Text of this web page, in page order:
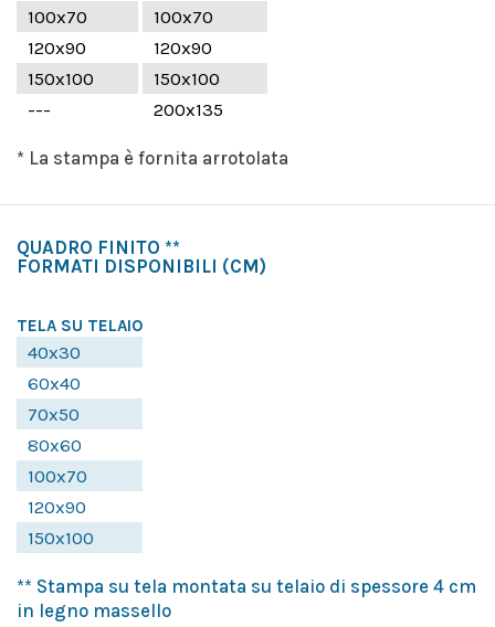
100x70
100x70
120x90
120x90
150x100
150x100
---
200x135
* La stampa è fornita arrotolata
QUADRO FINITO **
FORMATI DISPONIBILI (CM)
TELA SU TELAIO
40x30
60x40
70x50
80x60
100x70
120x90
150x100
** Stampa su tela montata su telaio di spessore 4 cm
in legno massello